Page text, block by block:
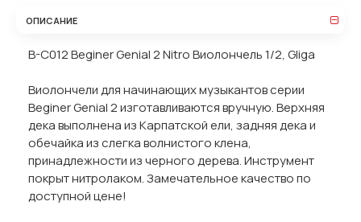
ОПИСАНИЕ
B-C012 Beginer Genial 2 Nitro Виолончель 1/2, Gliga
Виолончели для начинающих музыкантов серии
Beginer Genial 2 изготавливаются вручную. Верхняя
дека выполнена из Карпатской ели, задняя дека и
обечайка из слегка волнистого клена,
принадлежности из черного дерева. Инструмент
покрыт нитролаком. Замечательное качество по
доступной цене!